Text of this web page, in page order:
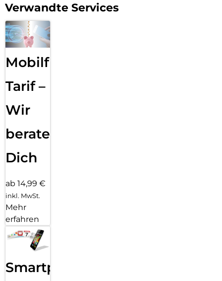
Verwandte Services
Mobilfunk
Tarif –
Wir
beraten
Dich
ab 14,99 €
inkl. MwSt.
Mehr
erfahren
Smartphone